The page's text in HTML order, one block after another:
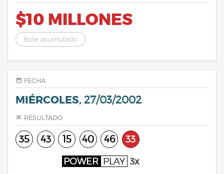
$10 MILLONES
Bote acumulado
FECHA
MIÉRCOLES, 27/03/2002
RESULTADO
35 43 15 40 46 33
POWER PLAY 3x